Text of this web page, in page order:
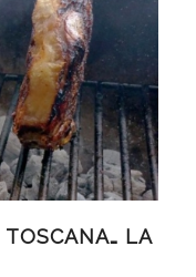
TOSCANA… LA